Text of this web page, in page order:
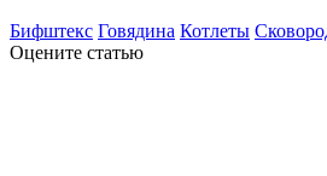
Бифштекс Говядина Котлеты
Оцените статью